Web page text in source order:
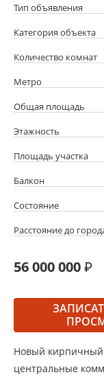
Тип объявления
Категория объекта
Количество комнат
Метро
Общая площадь
Этажность
Площадь участка
Балкон
Состояние
Расстояние до
56 000 000
Новый кирпичный
центральные